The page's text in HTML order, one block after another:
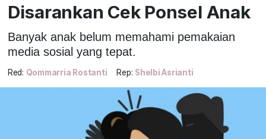
Disarankan Cek Ponsel Anak
Banyak anak belum memahami pemakaian
media sosial yang tepat.
Red: Qommarria Rostanti Rep: Shelbi Asrianti